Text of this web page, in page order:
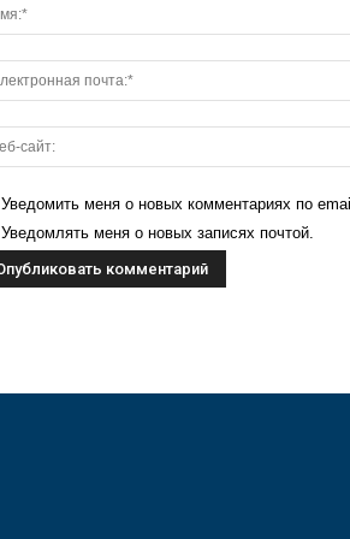
Уведомить меня о новых комментариях по
Уведомлять меня о новых записях почтой.